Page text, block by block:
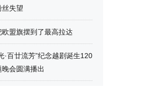
丝失望
欧盟旗摆到了最高拉达
·百廿流芳”纪念越剧诞生120
晚会圆满播出